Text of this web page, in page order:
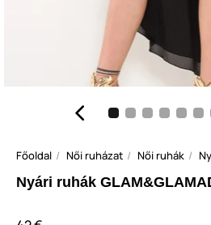
Főoldal Női ruházat Női ruhák
Nyári ruhák